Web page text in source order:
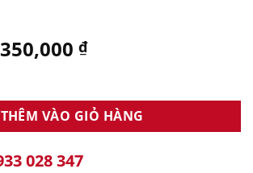
Giá
450,000 ₫.
350,000₫Giá
là:
350,000 ₫.
Đường RCT14 số lượng
THÊM VÀO GIỎ HÀNG
028 347